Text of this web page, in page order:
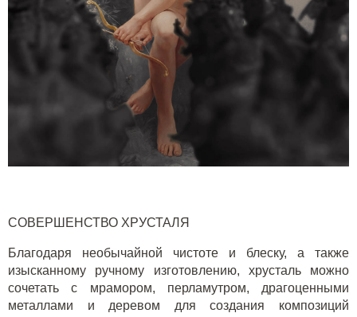
СОВЕРШЕНСТВО ХРУСТАЛЯ
Благодаря необычайной чистоте и блеску, а также
изысканному ручному изготовлению, хрусталь можно
сочетать с мрамором, перламутром, драгоценными
металлами и деревом для создания композиций